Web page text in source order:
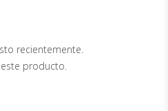
recientemente.
producto.